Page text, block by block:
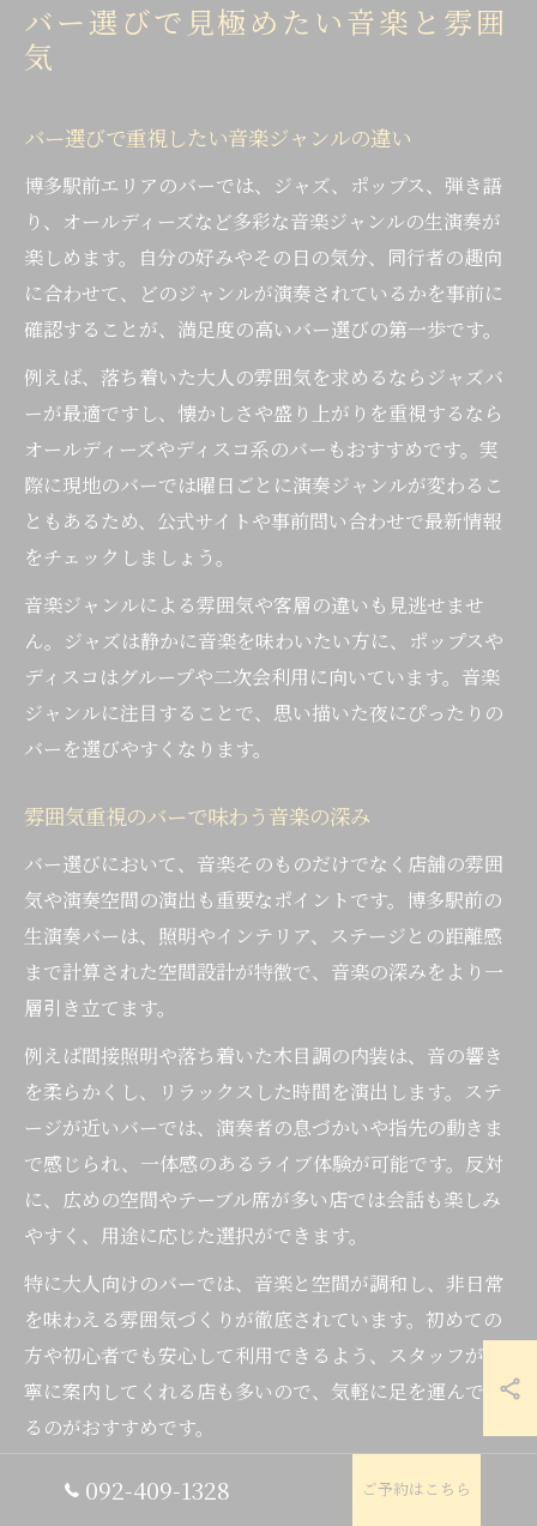
バー選びで見極めたい音楽と雰囲
気
バー選びで重視したい音楽ジャンルの違い
博多駅前エリアのバーでは、ジャズ、ポップス、弾き語
り、オールディーズなど多彩な音楽ジャンルの生演奏が
楽しめます。自分の好みやその日の気分、同行者の趣向
に合わせて、どのジャンルが演奏されているかを事前に
確認することが、満足度の高いバー選びの第一歩です。
例えば、落ち着いた大人の雰囲気を求めるならジャズバ
ーが最適ですし、懐かしさや盛り上がりを重視するなら
オールディーズやディスコ系のバーもおすすめです。実
際に現地のバーでは曜日ごとに演奏ジャンルが変わるこ
ともあるため、公式サイトや事前問い合わせで最新情報
をチェックしましょう。
音楽ジャンルによる雰囲気や客層の違いも見逃せませ
ん。ジャズは静かに音楽を味わいたい方に、ポップスや
ディスコはグループや二次会利用に向いています。音楽
ジャンルに注目することで、思い描いた夜にぴったりの
バーを選びやすくなります。
雰囲気重視のバーで味わう音楽の深み
バー選びにおいて、音楽そのものだけでなく店舗の雰囲
気や演奏空間の演出も重要なポイントです。博多駅前の
生演奏バーは、照明やインテリア、ステージとの距離感
まで計算された空間設計が特徴で、音楽の深みをより一
層引き立てます。
例えば間接照明や落ち着いた木目調の内装は、音の響き
を柔らかくし、リラックスした時間を演出します。ステ
ージが近いバーでは、演奏者の息づかいや指先の動きま
で感じられ、一体感のあるライブ体験が可能です。反対
に、広めの空間やテーブル席が多い店では会話も楽しみ
やすく、用途に応じた選択ができます。
特に大人向けのバーでは、音楽と空間が調和し、非日常
を味わえる雰囲気づくりが徹底されています。初めての
方や初心者でも安心して利用できるよう、スタッフが丁
寧に案内してくれる店も多いので、気軽に足を運んでみ
るのがおすすめです。
生演奏バーの空間づくりと客層の特徴
092-409-1328 ご予約はこちら